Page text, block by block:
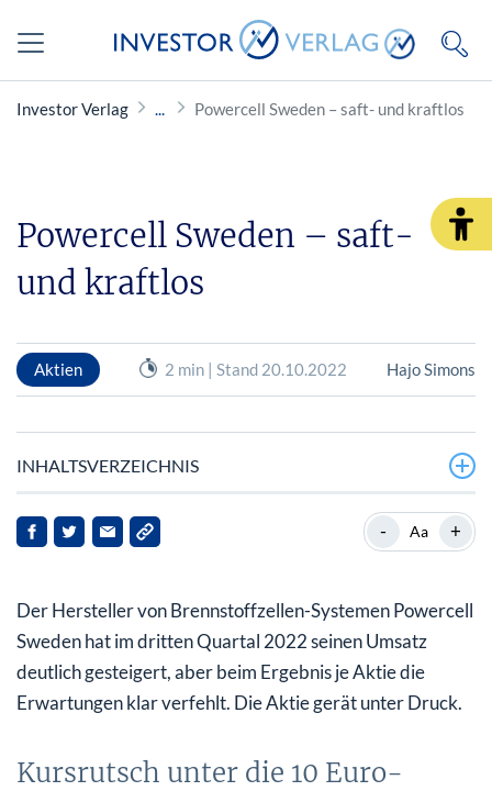
Investor Verlag Powercell Sweden – saft- und kraftlos
Powercell Sweden – saft-
und kraftlos
Aktien 2 min | Stand 20.10.2022 Hajo Simons
INHALTSVERZEICHNIS
Kursrutsch unter die 10 Euro-Marke
Ein Großauftrag weckt langfristig Hoffnungen
- Aa +
Der Hersteller von Brennstoffzellen-Systemen Powercell
Sweden hat im dritten Quartal 2022 seinen Umsatz
deutlich gesteigert, aber beim Ergebnis je Aktie die
Erwartungen klar verfehlt. Die Aktie gerät unter Druck.
Kursrutsch unter die 10 Euro-